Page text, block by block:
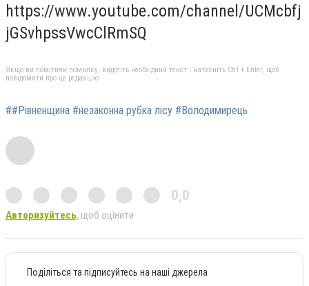
https://www.youtube.com/channel/UCMcbfj
jGSvhpssVwcClRmSQ
Якщо ви помітили помилку, виділіть необхідний текст і натисніть Ctrl + Enter, щоб
повідомити про це редакцію
##Рівненщина #незаконна рубка лісу #Володимирець
0,0
Авторизуйтесь, щоб оцінити
Поділіться та підписуйтесь на наші джерела